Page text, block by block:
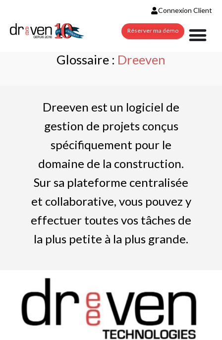
Connexion Client
Réserver ma démo
Glossaire : Dreeven
Dreeven est un logiciel de
gestion de projets conçus
spécifiquement pour le
domaine de la construction.
Sur sa plateforme centralisée
et collaborative, vous pouvez y
effectuer toutes vos tâches de
la plus petite à la plus grande.